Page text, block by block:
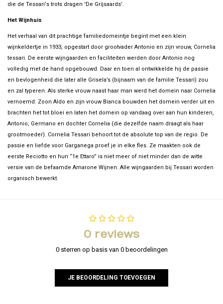
die de Tessari's trots dragen 'De Grijsaards'.
Het Wijnhuis
Het verhaal van dit prachtige familiedomeintje begint met een klein
wijnkeldertje in 1933, opgestart door grootvader Antonio en zijn vrouw, Cornelia
tessari. De eerste wijngaarden en faciliteiten werden door Antonio nog
volledig met de hand opgebouwd. Daar en toen al ontwikkelde hij de passie
en bevlogenheid die later alle Grisela’s (bijnaam van de familie Tessari) zou
en zal typeren. Als sterke vrouw naast haar man werd het domein naar Cornelia
vernoemd. Zoon Aldo en zijn vrouw Bianca bouwden het domein verder uit en
brachten het tot bloei en laten het domein op vandaag over aan hun kinderen,
Antonio, Germano en dochter Cornelia (die dezelfde naam draagt als haar
grootmoeder). Cornelia Tessari behoort tot de absolute top van de regio. De
passie en liefde voor Garganega proef je in elke fles. Ze maakten ook de
eerste Reciotto en hun “1e Ettaro” is niet meer of niet minder dan de witte
versie van de befaamde Amarone Wijnen. Alle wijngaarden bij Tessari worden
organisch bewerkt.
0 reviews
0 sterren op basis van 0 beoordelingen
JE BEOORDELING TOEVOEGEN